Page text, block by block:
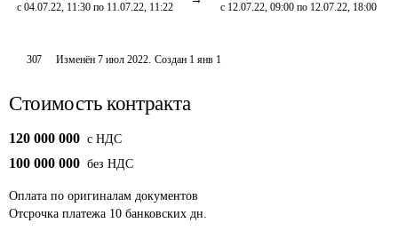
с 04.07.22, 11:30 по 11.07.22, 11:22
с 12.07.22, 09:00 по 12.07.22, 18:00
307 Изменён7 июл 2022. Создан 1 янв 1
Стоимость контракта
120 000 000 c НДС
100 000 000 без НДС
Оплата по оригиналам документов
Отсрочка платежа 10 банковских дн.